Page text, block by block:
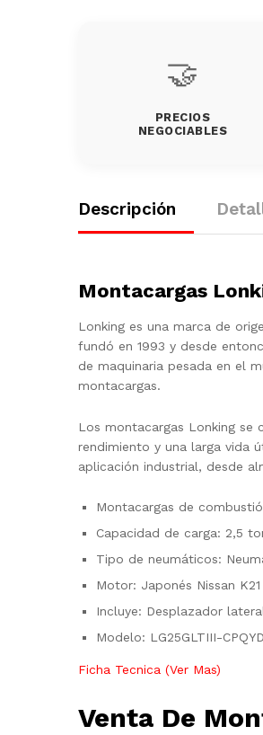
🤝
PRECIOS
NEGOCIABLES
Descripción
Montacargas
Lonking es una marca de
fundó en 1993 y desde
de maquinaria pesada en el
montacargas.
Los montacargas Lonking se
rendimiento y una larga vida
aplicación industrial, desde
Montacargas de
Capacidad de carga: 2,5
Tipo de neumáticos:
Motor: Japonés Nissan
Incluye: Desplazador
Modelo: LG25GLTIII-
Ficha Tecnica (Ver Mas)
Venta De